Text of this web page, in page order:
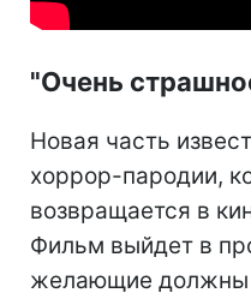
"Очень
Новая часть
хоррор-пародии,
возвращается в
Фильм выйдет в
желающие должны